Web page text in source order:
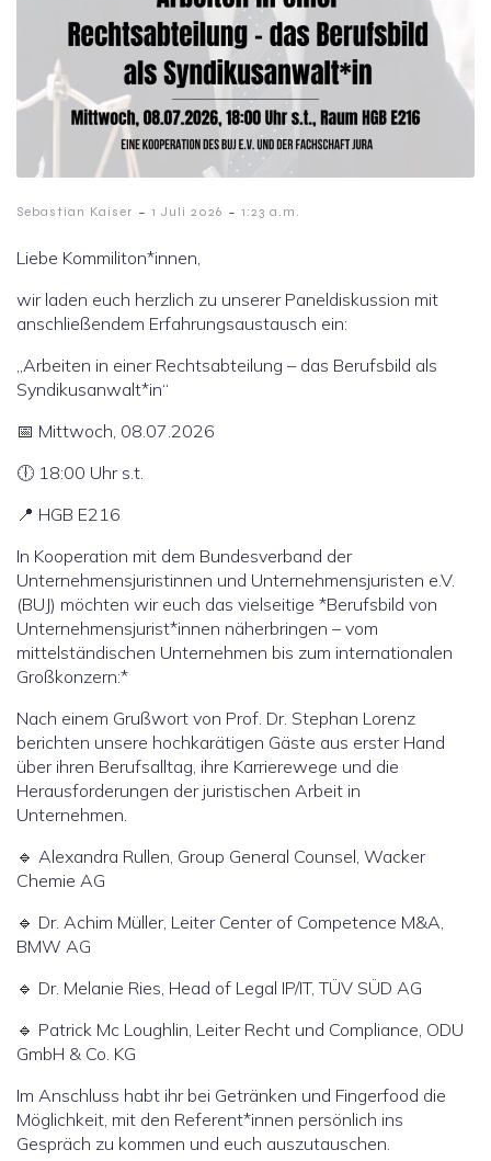
Sebastian Kaiser - 1 Juli 2026 - 1:23 a.m.
Liebe Kommiliton*innen,
wir laden euch herzlich zu unserer Paneldiskussion mit
anschließendem Erfahrungsaustausch ein:
„Arbeiten in einer Rechtsabteilung – das Berufsbild als
Syndikusanwalt*in“
📅 Mittwoch, 08.07.2026
🕕 18:00 Uhr s.t.
📍 HGB E216
In Kooperation mit dem Bundesverband der
Unternehmensjuristinnen und Unternehmensjuristen e.V.
(BUJ) möchten wir euch das vielseitige *Berufsbild von
Unternehmensjurist*innen näherbringen – vom
mittelständischen Unternehmen bis zum internationalen
Großkonzern:*
Nach einem Grußwort von Prof. Dr. Stephan Lorenz
berichten unsere hochkarätigen Gäste aus erster Hand
über ihren Berufsalltag, ihre Karrierewege und die
Herausforderungen der juristischen Arbeit in
Unternehmen.
🔹 Alexandra Rullen, Group General Counsel, Wacker
Chemie AG
🔹 Dr. Achim Müller, Leiter Center of Competence M&A,
BMW AG
🔹 Dr. Melanie Ries, Head of Legal IP/IT, TÜV SÜD AG
🔹 Patrick Mc Loughlin, Leiter Recht und Compliance, ODU
GmbH & Co. KG
Im Anschluss habt ihr bei Getränken und Fingerfood die
Möglichkeit, mit den Referent*innen persönlich ins
Gespräch zu kommen und euch auszutauschen.